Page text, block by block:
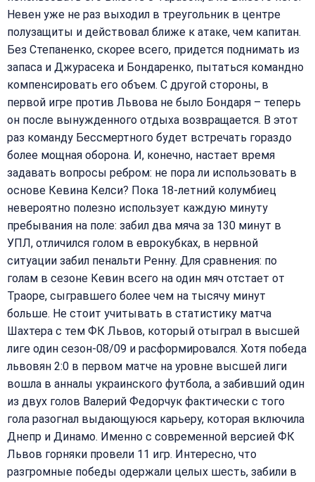
Невен уже не раз выходил в треугольник в центре
полузащиты и действовал ближе к атаке, чем капитан.
Без Степаненко, скорее всего, придется поднимать из
запаса и Джурасека и Бондаренко, пытаться командно
компенсировать его объем. С другой стороны, в
первой игре против Львова не было Бондаря – теперь
он после вынужденного отдыха возвращается. В этот
раз команду Бессмертного будет встречать гораздо
более мощная оборона. И, конечно, настает время
задавать вопросы ребром: не пора ли использовать в
основе Кевина Келси? Пока 18-летний колумбиец
невероятно полезно использует каждую минуту
пребывания на поле: забил два мяча за 130 минут в
УПЛ, отличился голом в еврокубках, в нервной
ситуации забил пенальти Ренну. Для сравнения: по
голам в сезоне Кевин всего на один мяч отстает от
Траоре, сыгравшего более чем на тысячу минут
больше. Не стоит учитывать в статистику матча
Шахтера с тем ФК Львов, который отыграл в высшей
лиге один сезон-08/09 и расформировался. Хотя победа
львовян 2:0 в первом матче на уровне высшей лиги
вошла в анналы украинского футбола, а забивший один
из двух голов Валерий Федорчук фактически с того
гола разогнал выдающуюся карьеру, которая включила
Днепр и Динамо. Именно с современной версией ФК
Львов горняки провели 11 игр. Интересно, что
разгромные победы одержали целых шесть, забили в